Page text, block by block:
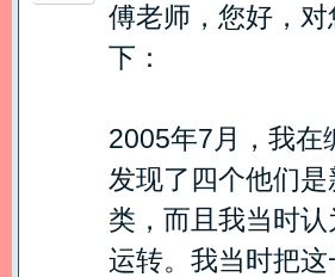
傅老师，您好，
下：
2005年7月，我在
发现了四个他们
类，而且我当时
运转。我当时把